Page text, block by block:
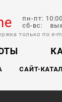
пн-пт:
сб-вс:
только по e-
САЙТ-